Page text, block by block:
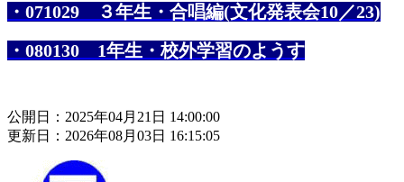
・071029 ３年生・合唱編(文化発表会10／23)
・080130 1年生・校外学習のようす
公開日：2025年04月21日 14:00:00
更新日：2026年08月03日 16:15:05